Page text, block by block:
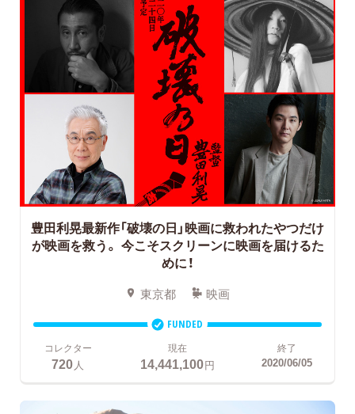
豊田利晃最新作「破壊の日」映画に救われたやつだけ
が映画を救う。 今こそスクリーンに映画を届けるた
めに！
東京都 映画
FUNDED
コレクター
720 人
現在
14,441,100円
終了
2020/06/05